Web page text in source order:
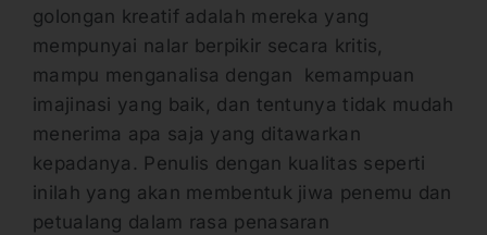
golongan kreatif adalah mereka yang
mempunyai nalar berpikir secara kritis,
mampu menganalisa dengan kemampuan
imajinasi yang baik, dan tentunya tidak mudah
menerima apa saja yang ditawarkan
kepadanya. Penulis dengan kualitas seperti
inilah yang akan membentuk jiwa penemu dan
petualang dalam rasa penasaran